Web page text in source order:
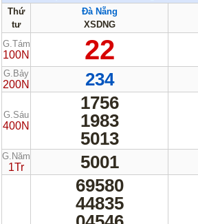
Thứ
tư
Đà Nẵng
XSDNG
G.Tám
100N 22
G.Bảy
200N 234
G.Sáu
400N
1756
1983
5013
G.Năm
1Tr 5001
69580
44835